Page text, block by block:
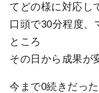
てどの様に対応し
口頭で30分程度、
ところ
その日から成果が
今まで0続きだっ